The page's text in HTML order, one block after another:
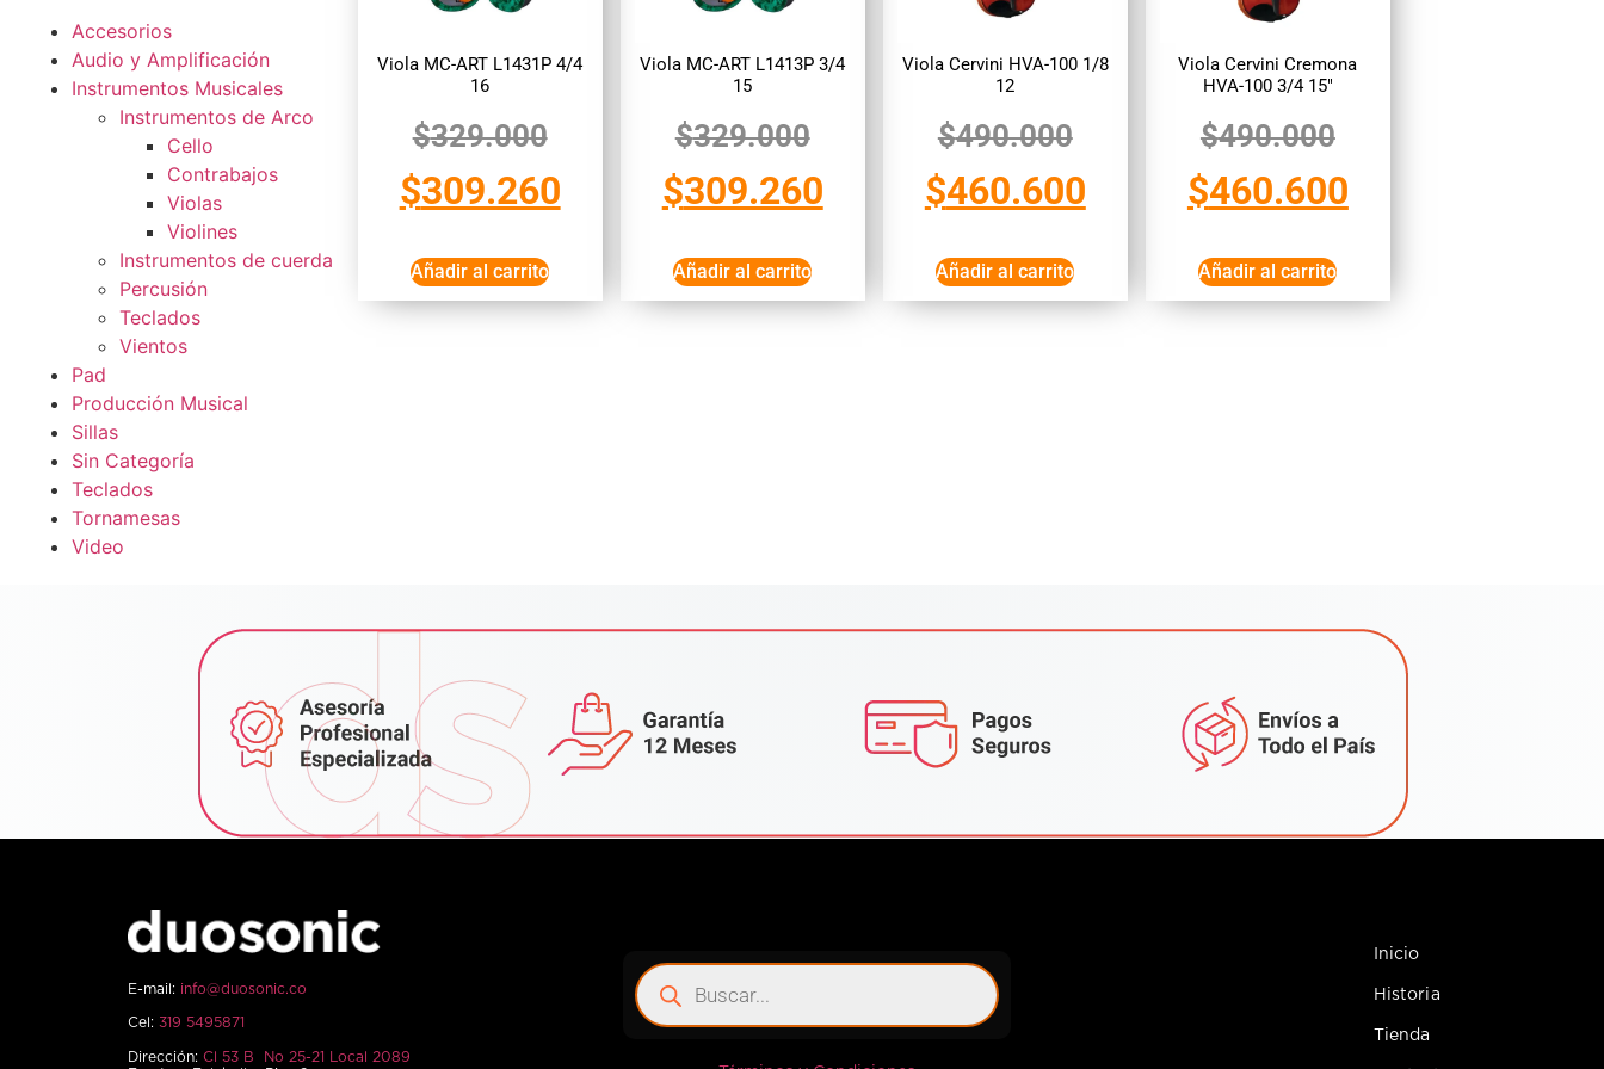
Accesorios
Audio y Amplificación
Instrumentos Musicales
Instrumentos de Arco
Cello
Contrabajos
Violas
Violines
Instrumentos de cuerda
Percusión
Teclados
Vientos
Pad
Producción Musical
Sillas
Sin Categoría
Teclados
Tornamesas
Video
Viola MC-ART L1431P 4/4
16
$329.000
$309.260
Añadir al carrito
Viola MC-ART L1413P 3/4
15
$329.000
$309.260
Añadir al carrito
Viola Cervini HVA-100 1/8
12
$490.000
$460.600
Añadir al carrito
Viola Cervini Cremona
HVA-100 3/4 15″
$490.000
$460.600
Añadir al carrito
E-mail: info@duosonic.co
Cel: 319 5495871
Dirección: Cl 53 B No 25-21 Local 2089
Inicio
Historia
Tienda